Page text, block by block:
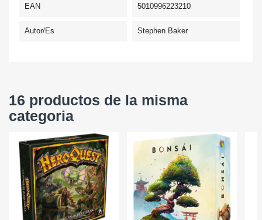
EAN 5010996223210
Autor/es Stephen Baker
16 productos de la misma
categoria